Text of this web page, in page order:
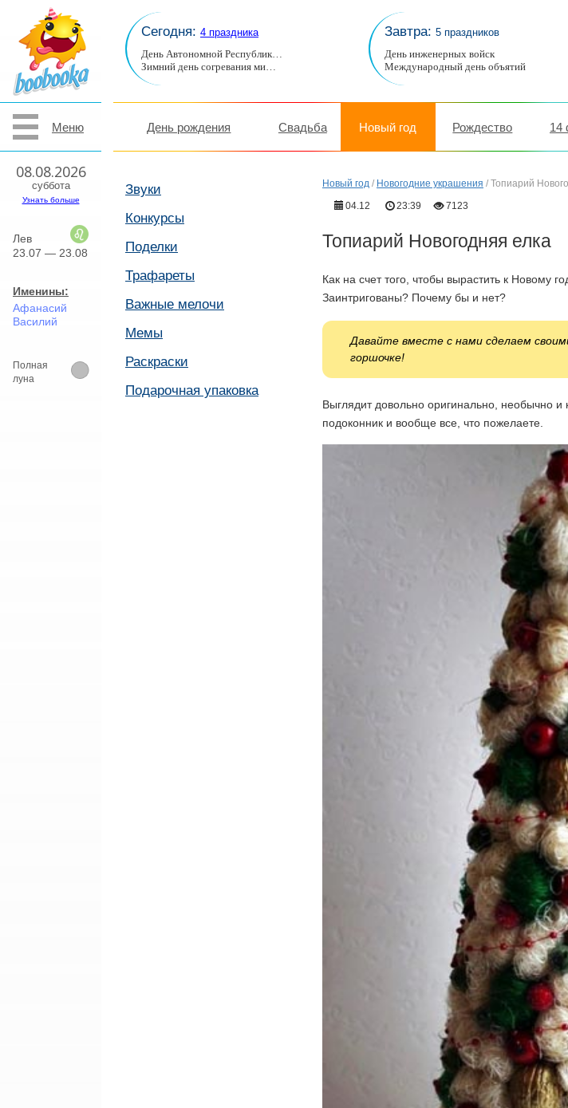
Меню
08.08.2026
суббота
Узнать больше
Лев
23.07 — 23.08
Именины:
Афанасий
Василий
Полная
луна
Сегодня: 4 праздника
День Автономной Республик…
Зимний день согревания ми…
Завтра: 5 праздников
День инженерных войск
Международный день объятий
День рождения Свадьба Новый год Рождество 14
Звуки
Конкурсы
Поделки
Трафареты
Важные мелочи
Мемы
Раскраски
Подарочная упаковка
Новый год / Новогодние украшения / Топиарий
04.12
23:39 7123
Топиарий Новогодняя елка
Как на счет того, чтобы вырастить к Новому
Заинтригованы? Почему бы и нет?
Давайте вместе с нами сделаем
горшочке!
Выглядит довольно оригинально, необычно и
подоконник и вообще все, что пожелаете.